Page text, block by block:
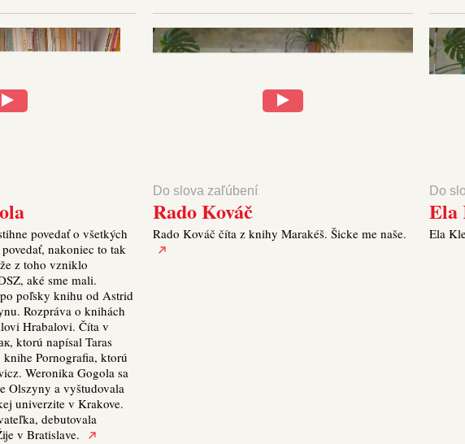
povedať o všetkých
nakoniec to tak
z toho vzniklo
aké sme mali.
poľsky knihu od Astrid
Rozpráva o knihách
Hrabalovi. Číta v
ktorú napísal Taras
Pornografia, ktorú
Weronika Gogola sa
Olszyny a vyštudovala
univerzite v Krakove.
debutovala
v Bratislave.
Do slova zaľúbení
Rado Kováč
Rado Kováč číta z knihy Marakéš. Šicke me naše.
Do
Ela
Ela